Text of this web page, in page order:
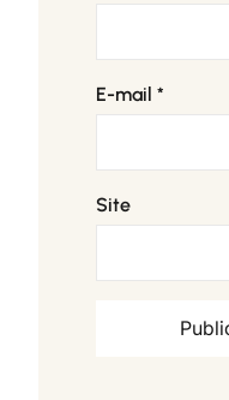
E-mail *
Site